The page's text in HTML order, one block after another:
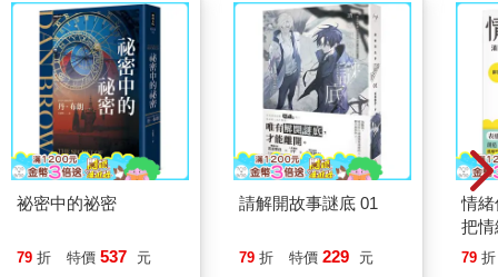
祕密中的祕密
79 折 特價 537 元
請解開故事謎底 01
79 折 特價 229 元
情
把
誰
79 折